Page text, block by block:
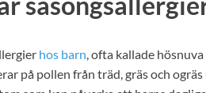
hos barn , ofta kallade
på pollen från träd, gräs och